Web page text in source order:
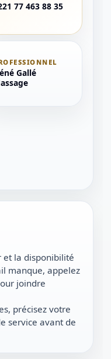
77 463 88 35
Gallé
et la disponibilité
manque, appelez
joindre
précisez votre
service avant de